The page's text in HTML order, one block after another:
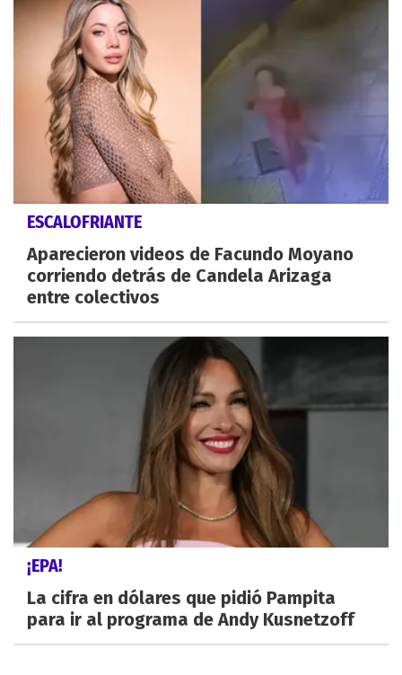
ESCALOFRIANTE
Aparecieron videos de Facundo Moyano
corriendo detrás de Candela Arizaga
entre colectivos
¡EPA!
La cifra en dólares que pidió Pampita
para ir al programa de Andy Kusnetzoff